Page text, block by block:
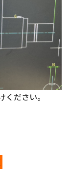
ださい。